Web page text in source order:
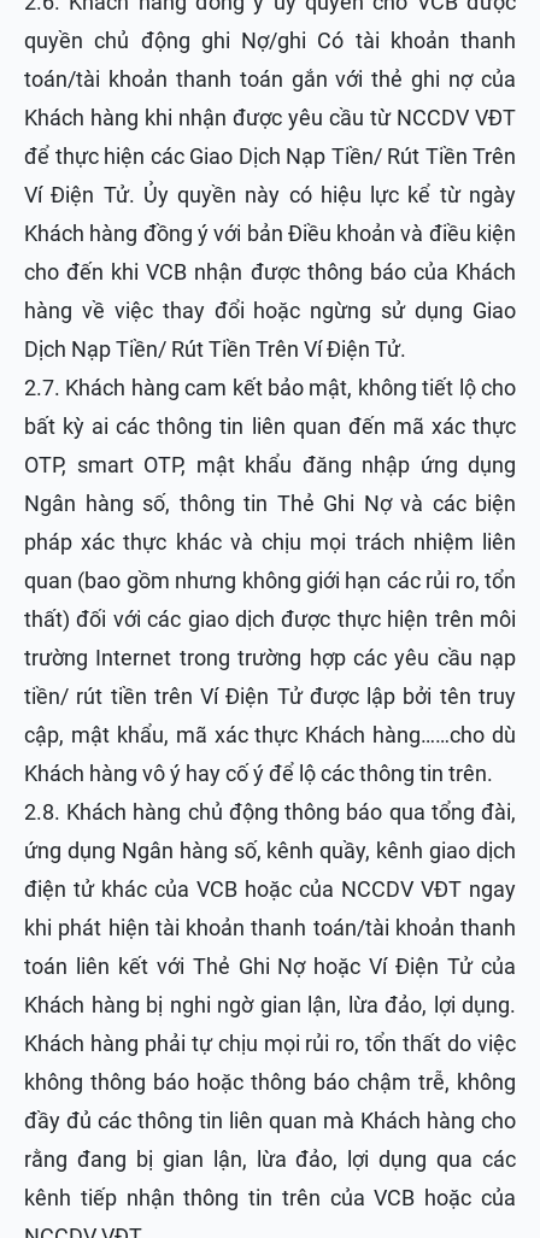
quyền chủ động ghi Nợ/ghi Có tài khoản thanh
toán/tài khoản thanh toán gắn với thẻ ghi nợ của
Khách hàng khi nhận được yêu cầu từ NCCDV VĐT
để thực hiện các Giao Dịch Nạp Tiền/ Rút Tiền Trên
Ví Điện Tử. Ủy quyền này có hiệu lực kể từ ngày
Khách hàng đồng ý với bản Điều khoản và điều kiện
cho đến khi VCB nhận được thông báo của Khách
hàng về việc thay đổi hoặc ngừng sử dụng Giao
Dịch Nạp Tiền/ Rút Tiền Trên Ví Điện Tử.
2.7. Khách hàng cam kết bảo mật, không tiết lộ cho
bất kỳ ai các thông tin liên quan đến mã xác thực
OTP, smart OTP, mật khẩu đăng nhập ứng dụng
Ngân hàng số, thông tin Thẻ Ghi Nợ và các biện
pháp xác thực khác và chịu mọi trách nhiệm liên
quan (bao gồm nhưng không giới hạn các rủi ro, tổn
thất) đối với các giao dịch được thực hiện trên môi
trường Internet trong trường hợp các yêu cầu nạp
tiền/ rút tiền trên Ví Điện Tử được lập bởi tên truy
cập, mật khẩu, mã xác thực Khách hàng……cho dù
Khách hàng vô ý hay cố ý để lộ các thông tin trên.
2.8. Khách hàng chủ động thông báo qua tổng đài,
ứng dụng Ngân hàng số, kênh quầy, kênh giao dịch
điện tử khác của VCB hoặc của NCCDV VĐT ngay
khi phát hiện tài khoản thanh toán/tài khoản thanh
toán liên kết với Thẻ Ghi Nợ hoặc Ví Điện Tử của
Khách hàng bị nghi ngờ gian lận, lừa đảo, lợi dụng.
Khách hàng phải tự chịu mọi rủi ro, tổn thất do việc
không thông báo hoặc thông báo chậm trễ, không
đầy đủ các thông tin liên quan mà Khách hàng cho
rằng đang bị gian lận, lừa đảo, lợi dụng qua các
kênh tiếp nhận thông tin trên của VCB hoặc của